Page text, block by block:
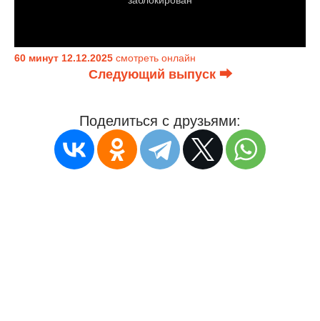
60 минут 12.12.2025 смотреть онлайн
Следующий выпуск ⮕
Поделиться с друзьями: